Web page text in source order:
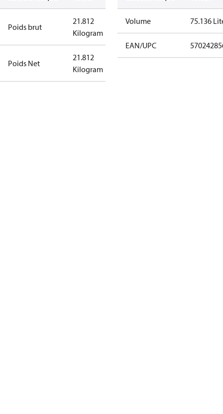
Poids brut
21.812
Kilogram
Poids Net
21.812
Kilogram
Volume 75.136
EAN/UPC